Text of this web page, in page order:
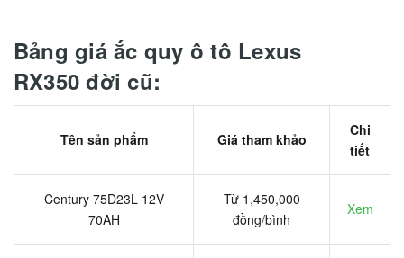
Bảng giá ắc quy ô tô Lexus
RX350 đời cũ:
Tên sản phẩm Giá tham khảo
Chi
tiết
Century 75D23L 12V
70AH
Từ 1,450,000
đồng/bình
Xem